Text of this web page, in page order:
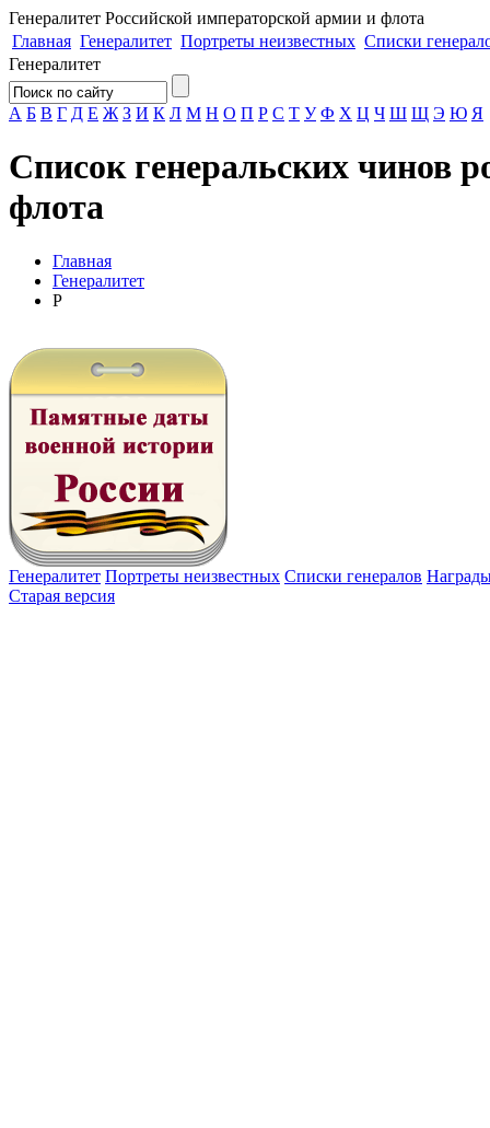
Генералитет Российской императорской армии и флота
Главная Генералитет Портреты неизвестных Списки
Генералитет
А Б В Г Д Е Ж З И К Л М Н О П Р С Т У Ф Х Ц Ч Ш Щ Э Ю Я
Список генеральских чинов
флота
Главная
Генералитет
Р
Генералитет Портреты неизвестных Списки генералов
Старая версия